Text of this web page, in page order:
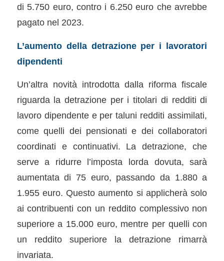
di 5.750 euro, contro i 6.250 euro che avrebbe
pagato nel 2023.
L’aumento della detrazione per i lavoratori
dipendenti
Un’altra novità introdotta dalla riforma fiscale
riguarda la detrazione per i titolari di redditi di
lavoro dipendente e per taluni redditi assimilati,
come quelli dei pensionati e dei collaboratori
coordinati e continuativi. La detrazione, che
serve a ridurre l’imposta lorda dovuta, sarà
aumentata di 75 euro, passando da 1.880 a
1.955 euro. Questo aumento si applicherà solo
ai contribuenti con un reddito complessivo non
superiore a 15.000 euro, mentre per quelli con
un reddito superiore la detrazione rimarrà
invariata.